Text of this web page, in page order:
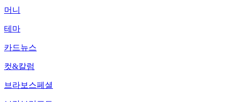
머니
테마
카드뉴스
컷&칼럼
브라보스페셜